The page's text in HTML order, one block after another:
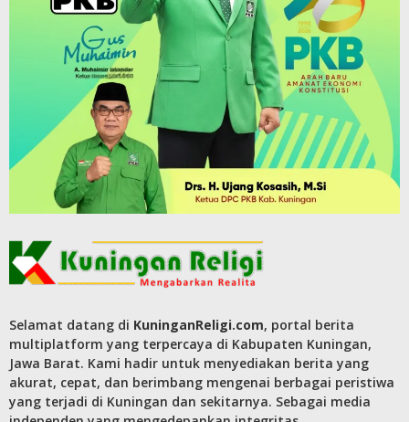
Selamat datang di KuninganReligi.com, portal berita
multiplatform yang terpercaya di Kabupaten Kuningan,
Jawa Barat. Kami hadir untuk menyediakan berita yang
akurat, cepat, dan berimbang mengenai berbagai peristiwa
yang terjadi di Kuningan dan sekitarnya. Sebagai media